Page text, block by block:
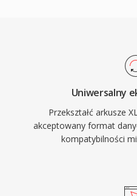
Uniwersalny
Przekształć arkusze
akceptowany format
kompatybilności